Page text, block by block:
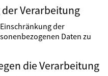
Verarbeitung
der
Daten zu
die Verarbeitung